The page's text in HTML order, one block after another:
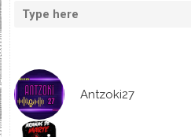
Antzoki27